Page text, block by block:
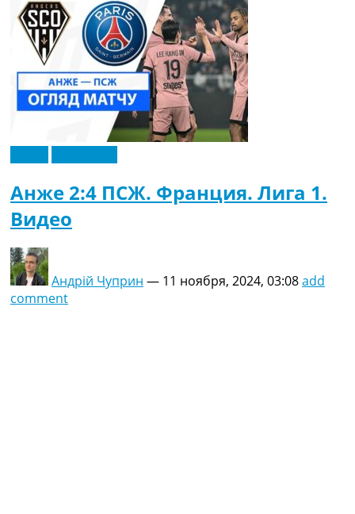
Анже 2:4 ПСЖ. Франция. Лига 1.
Видео
Андрій Чуприн — 11 ноября, 2024, 03:08add
comment